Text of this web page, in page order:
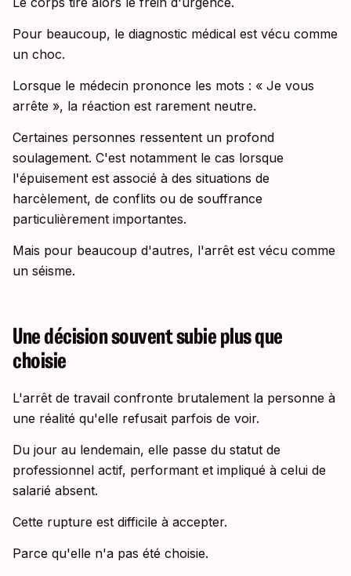
Pour beaucoup, le diagnostic médical est vécu comme
un choc.
Lorsque le médecin prononce les mots : « Je vous
arrête », la réaction est rarement neutre.
Certaines personnes ressentent un profond
soulagement. C'est notamment le cas lorsque
l'épuisement est associé à des situations de
harcèlement, de conflits ou de souffrance
particulièrement importantes.
Mais pour beaucoup d'autres, l'arrêt est vécu comme
un séisme.
Une décision souvent subie plus que
choisie
L'arrêt de travail confronte brutalement la personne à
une réalité qu'elle refusait parfois de voir.
Du jour au lendemain, elle passe du statut de
professionnel actif, performant et impliqué à celui de
salarié absent.
Cette rupture est difficile à accepter.
Parce qu'elle n'a pas été choisie.